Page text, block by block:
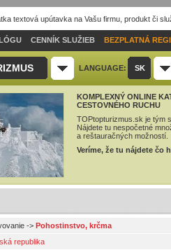
textová upútavka na Vašu firmu, produkt či
CENNÍK SLUŽIEB BEZPLATNÁ
LANGUAGE: SK
KOMPLEXNÝ ONLINE
CESTOVNÉHO RUCHU
TOPtopturizmus.sk je tým
Nájdete tu nespočetné
a reštauračných možností.
Veríme, že tu nájdete čo
-> Pohostinstvo, krčma
republika